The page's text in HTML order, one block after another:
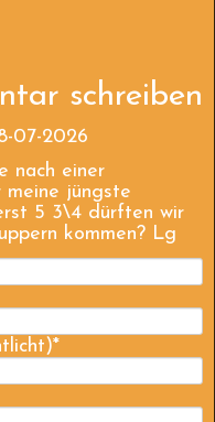
schreiben
07-2026
nach einer
jüngste
5 3\4 dürften wir
kommen? Lg
*